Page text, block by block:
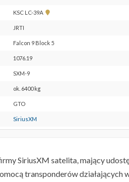
KSC LC-39A
Pokaż
LC-
JRTI
Falcon 9 Block 5
1076.19
SXM-9
ok. 6400 kg
GTO
SiriusXM
SiriusXM satelita, mający
transponderów działających